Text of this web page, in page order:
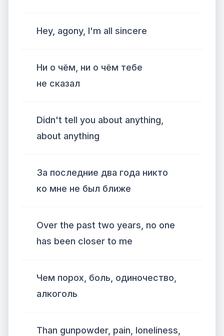
Hey, agony, I'm all sincere
Ни о чём, ни о чём тебе
не сказал
Didn't tell you about anything,
about anything
За последние два года никто
ко мне не был ближе
Over the past two years, no one
has been closer to me
Чем порох, боль, одиночество,
алкоголь
Than gunpowder, pain, loneliness,